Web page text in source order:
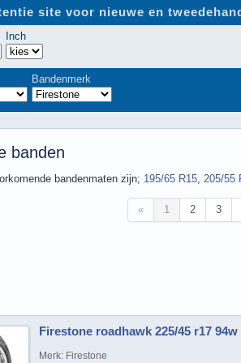
banden
bandenmaten zijn; 195/65 R15 205/55
« 1 2 3
Firestone roadhawk 225/45 r17 94w
Merk: Firestone
site voor nieuwe en
Inch
Bandenmerk